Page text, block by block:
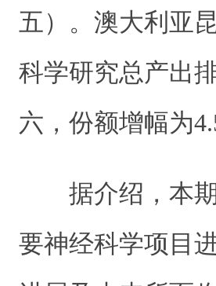
五）。澳大利亚
科学研究总产出
六，份额增幅为
据介绍，本
要神经科学项目